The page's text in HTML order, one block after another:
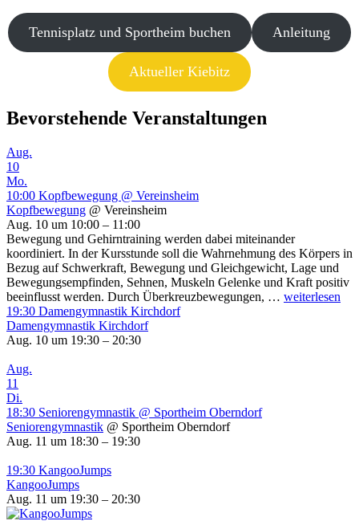
Tennisplatz und Sportheim buchen Anleitung
Aktueller Kiebitz
Bevorstehende Veranstaltungen
Aug.
10
Mo.
10:00 Kopfbewegung @ Vereinsheim
Kopfbewegung @ Vereinsheim
Aug. 10 um 10:00 – 11:00
Bewegung und Gehirntraining werden dabei miteinander
koordiniert. In der Kursstunde soll die Wahrnehmung des Körpers in
Bezug auf Schwerkraft, Bewegung und Gleichgewicht, Lage und
Bewegungsempfinden, Sehnen, Muskeln Gelenke und Kraft positiv
beeinflusst werden. Durch Überkreuzbewegungen, … weiterlesen
19:30 Damengymnastik Kirchdorf
Damengymnastik Kirchdorf
Aug. 10 um 19:30 – 20:30
Aug.
11
Di.
18:30 Seniorengymnastik @ Sportheim Oberndorf
Seniorengymnastik @ Sportheim Oberndorf
Aug. 11 um 18:30 – 19:30
19:30 KangooJumps
KangooJumps
Aug. 11 um 19:30 – 20:30